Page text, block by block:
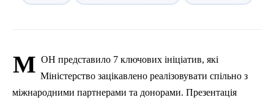
М ОН представило 7 ключових ініціатив, які
Міністерство зацікавлено реалізовувати спільно з
міжнародними партнерами та донорами. Презентація